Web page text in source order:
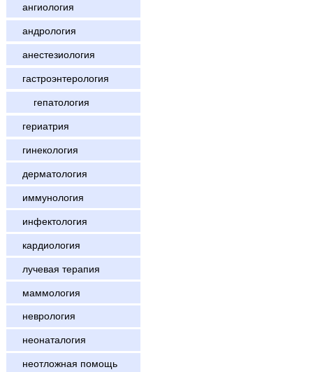
ангиология
андрология
анестезиология
гастроэнтерология
гепатология
гериатрия
гинекология
дерматология
иммунология
инфектология
кардиология
лучевая терапия
маммология
неврология
неонаталогия
неотложная помощь